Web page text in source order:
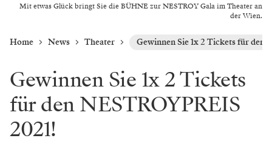
Mit etwas Glück bringt Sie die BÜHNE zur NESTROY Gala im Theater an
der Wien.
Home News Theater Gewinnen Sie 1x 2 Tickets für den
Gewinnen Sie 1x 2 Tickets
für den NESTROYPREIS
2021!